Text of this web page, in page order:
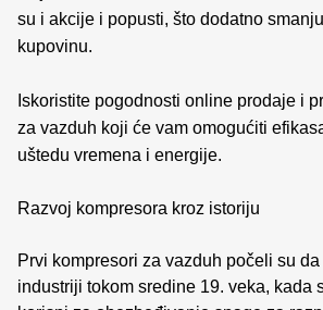
su i akcije i popusti, što dodatno
kupovinu.
Iskoristite pogodnosti online prodaje i
za vazduh koji će vam omogućiti
uštedu vremena i energije.
Razvoj kompresora kroz istoriju
Prvi kompresori za vazduh počeli su
industriji tokom sredine 19. veka, kada